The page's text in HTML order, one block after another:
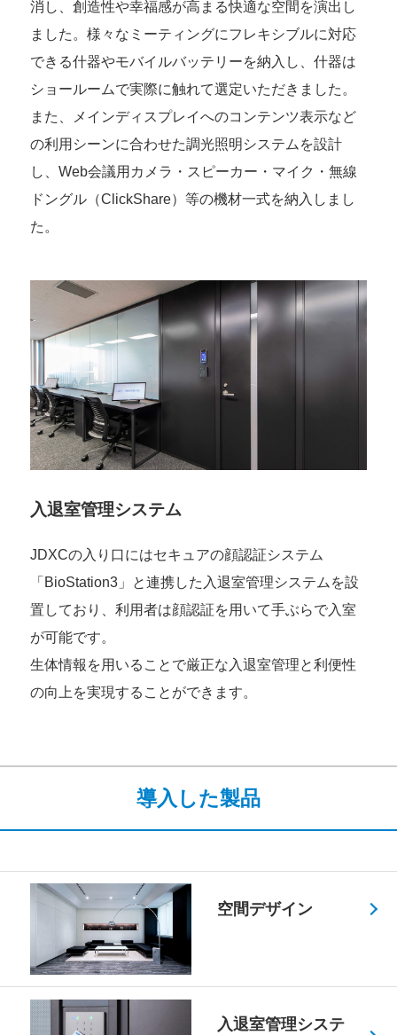
消し、創造性や幸福感が高まる快適な空間を演出し
ました。様々なミーティングにフレキシブルに対応
できる什器やモバイルバッテリーを納入し、什器は
ショールームで実際に触れて選定いただきました。
また、メインディスプレイへのコンテンツ表示など
の利用シーンに合わせた調光照明システムを設計
し、Web会議用カメラ・スピーカー・マイク・無線
ドングル（ClickShare）等の機材一式を納入しまし
た。
入退室管理システム
JDXCの入り口にはセキュアの顔認証システム
「BioStation3」と連携した入退室管理システムを設
置しており、利用者は顔認証を用いて手ぶらで入室
が可能です。
生体情報を用いることで厳正な入退室管理と利便性
の向上を実現することができます。
導入した製品
空間デザイン
入退室管理システ